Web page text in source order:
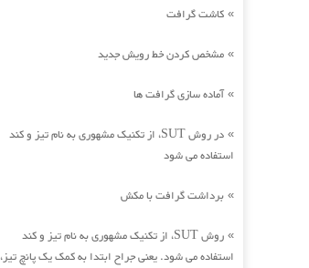
» کاشت گرافت
» مشخص کردن خط رویش جدید
»آماده سازی گرافت ها
»
در روش SUT، از تکنیک مشهوری به نام تیز و کند
استفاده می شود
» برداشت گرافت با مکش
»
روش SUT، از تکنیک مشهوری به نام تیز و کند
استفاده می شود. یعنی جراح ابتدا به کمک یک پانچ تیز،